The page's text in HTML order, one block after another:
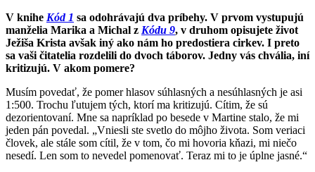
V knihe Kód 1 sa odohrávajú dva príbehy. V prvom vystupujú
manželia Marika a Michal z Kódu 9, v druhom opisujete život
Ježiša Krista avšak iný ako nám ho predostiera cirkev. I preto
sa vaši čitatelia rozdelili do dvoch táborov. Jedny vás chvália, iní
kritizujú. V akom pomere?
Musím povedať, že pomer hlasov súhlasných a nesúhlasných je asi
1:500. Trochu ľutujem tých, ktorí ma kritizujú. Cítim, že sú
dezorientovaní. Mne sa napríklad po besede v Martine stalo, že mi
jeden pán povedal. „Vniesli ste svetlo do môjho života. Som veriaci
človek, ale stále som cítil, že v tom, čo mi hovoria kňazi, mi niečo
nesedí. Len som to nevedel pomenovať. Teraz mi to je úplne jasné.“